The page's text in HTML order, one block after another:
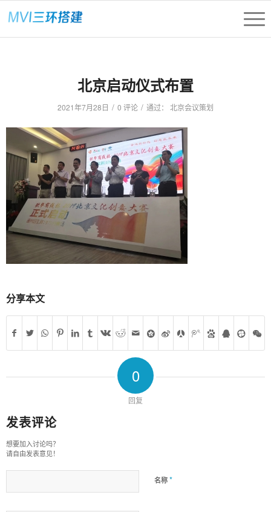
北京启动仪式布置
2021年7月28日 / 0 评论 / 通过： 北京会议策划
分享本文
0
回复
发表评论
想要加入讨论吗？
请自由发表意见！
名称 *